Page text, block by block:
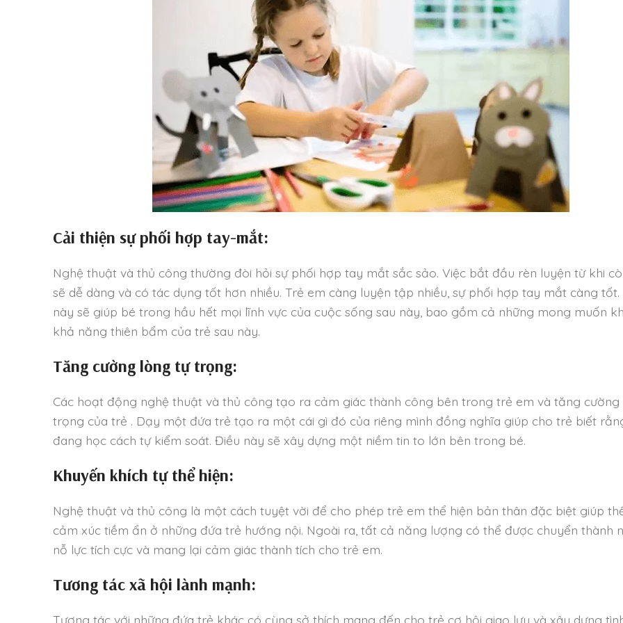
Cải thiện sự phối hợp tay-mắt:
Nghệ thuật và thủ công thường đòi hỏi sự phối hợp tay mắt sắc sảo. Việc bắt đầu rèn luyện từ khi
sẽ dễ dàng và có tác dụng tốt hơn nhiều. Trẻ em càng luyện tập nhiều, sự phối hợp tay mắt càng tốt.
này sẽ giúp bé trong hầu hết mọi lĩnh vực của cuộc sống sau này, bao gồm cả những mong muốn
khả năng thiên bẩm của trẻ sau này.
Tăng cường lòng tự trọng:
Các hoạt động nghệ thuật và thủ công tạo ra cảm giác thành công bên trong trẻ em và tăng
trọng của trẻ . Dạy một đứa trẻ tạo ra một cái gì đó của riêng mình đồng nghĩa giúp cho trẻ biết
đang học cách tự kiểm soát. Điều này sẽ xây dựng một niềm tin to lớn bên trong bé.
Khuyến khích tự thể hiện:
Nghệ thuật và thủ công là một cách tuyệt vời để cho phép trẻ em thể hiện bản thân đặc biệt giúp
cảm xúc tiềm ẩn ở những đứa trẻ hướng nội. Ngoài ra, tất cả năng lượng có thể được chuyển thành
nỗ lực tích cực và mang lại cảm giác thành tích cho trẻ em.
Tương tác xã hội lành mạnh:
Tương tác với những đứa trẻ khác có cùng sở thích mang đến cho trẻ cơ hội giao lưu và xây dựng